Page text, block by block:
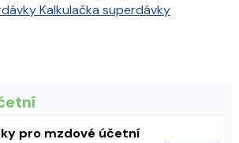
Kalkulačka superdávky
pro mzdové účetní